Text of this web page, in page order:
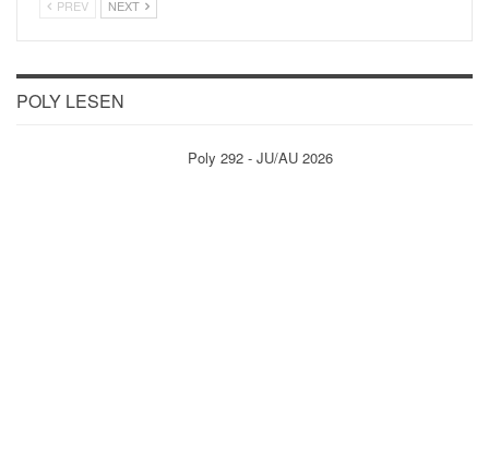
PREV NEXT
POLY LESEN
Poly 292 - JU/AU 2026